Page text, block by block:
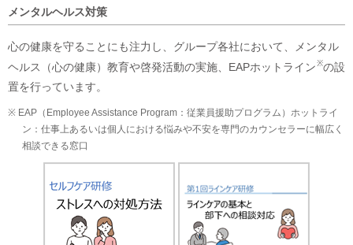
メンタルヘルス対策
心の健康を守ることにも注力し、グループ各社において、メンタル
ヘルス（心の健康）教育や啓発活動の実施、EAPホットライン※の設
置を行っています。
※ EAP（Employee Assistance Program：従業員援助プログラム）ホットライ
ン：仕事上あるいは個人における悩みや不安を専門のカウンセラーに幅広く
相談できる窓口